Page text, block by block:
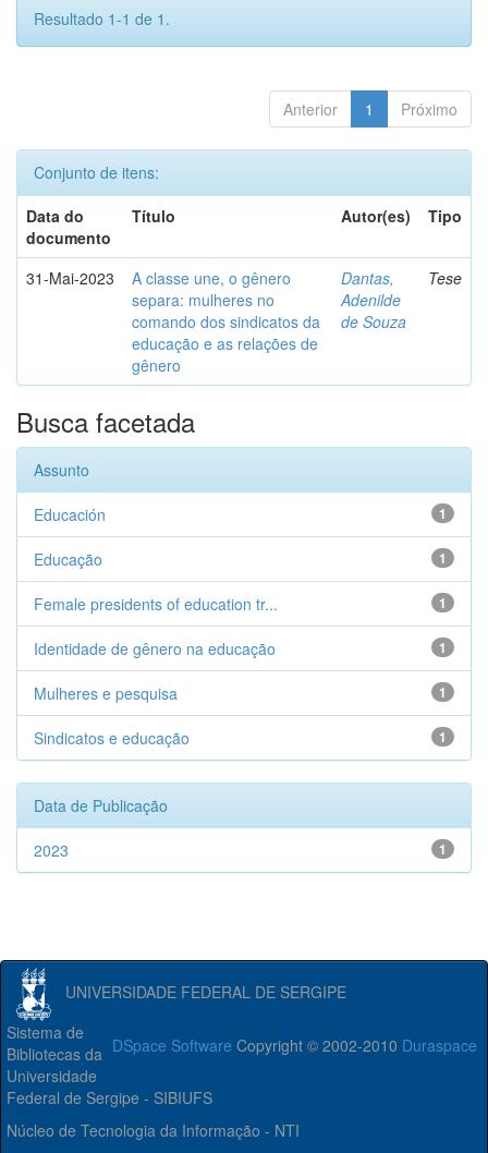
Resultado 1-1 de 1.
Anterior 1 Próximo
Conjunto de itens:
Data do
documento
Título Autor(es) Tipo
31-Mai-2023
A classe une, o gênero
separa: mulheres no
comando dos sindicatos da
educação e as relações de
gênero
Dantas,
Adenilde
de Souza
Tese
Busca facetada
Assunto
1
Educación
1
Educação
1
Female presidents of education tr...
1
Identidade de gênero na educação
1
Mulheres e pesquisa
1
Sindicatos e educação
Data de Publicação
1
2023
UNIVERSIDADE FEDERAL DE SERGIPE
DSpace Software Copyright © 2002-2010 Duraspace
Sistema de
Bibliotecas da
Universidade
Federal de Sergipe - SIBIUFS
Núcleo de Tecnologia da Informação - NTI